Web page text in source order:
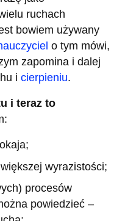
ruchach
bowiem używany
o tym mówi,
zapomina i dalej
i cierpieniu.
i teraz to
wyrazistości;
procesów
powiedzieć –